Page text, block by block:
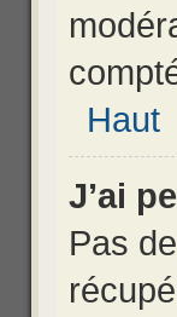
Haut
J’ai
Pas